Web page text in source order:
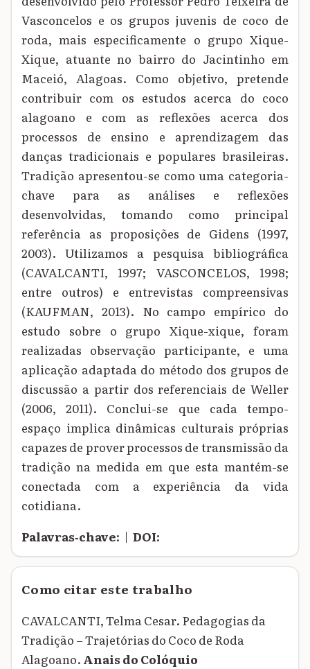
Vasconcelos e os grupos juvenis de coco de
roda, mais especificamente o grupo Xique-
Xique, atuante no bairro do Jacintinho em
Maceió, Alagoas. Como objetivo, pretende
contribuir com os estudos acerca do coco
alagoano e com as reflexões acerca dos
processos de ensino e aprendizagem das
danças tradicionais e populares brasileiras.
Tradição apresentou-se como uma categoria-
chave para as análises e reflexões
desenvolvidas, tomando como principal
referência as proposições de Gidens (1997,
2003). Utilizamos a pesquisa bibliográfica
(CAVALCANTI, 1997; VASCONCELOS, 1998;
entre outros) e entrevistas compreensivas
(KAUFMAN, 2013). No campo empírico do
estudo sobre o grupo Xique-xique, foram
realizadas observação participante, e uma
aplicação adaptada do método dos grupos de
discussão a partir dos referenciais de Weller
(2006, 2011). Conclui-se que cada tempo-
espaço implica dinâmicas culturais próprias
capazes de prover processos de transmissão da
tradição na medida em que esta mantém-se
conectada com a experiência da vida
cotidiana.
Palavras‑chave: | DOI:
Como citar este trabalho
CAVALCANTI, Telma Cesar. Pedagogias da
Tradição – Trajetórias do Coco de Roda
Alagoano. Anais do Colóquio